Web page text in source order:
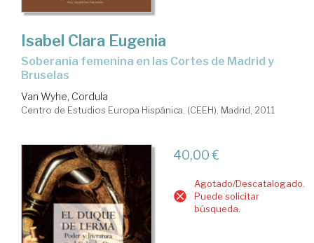
Isabel Clara Eugenia
soberanía femenina en las Cortes de Madrid y
Bruselas
Van Wyhe, Cordula
Centro de Estudios Europa Hispánica. (CEEH). Madrid, 2011
40,00 €
Agotado/Descatalogado.
Puede solicitar
búsqueda.